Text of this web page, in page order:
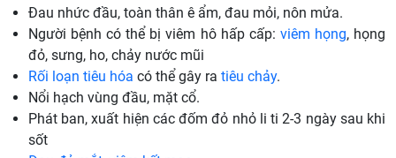
Đau nhức đầu, toàn thân ê ẩm, đau mỏi, nôn mửa.
Người bệnh có thể bị viêm hô hấp cấp: viêm họng, họng
đỏ, sưng, ho, chảy nước mũi
Rối loạn tiêu hóa có thể gây ra tiêu chảy.
Nổi hạch vùng đầu, mặt cổ.
Phát ban, xuất hiện các đốm đỏ nhỏ li ti 2-3 ngày sau khi
sốt